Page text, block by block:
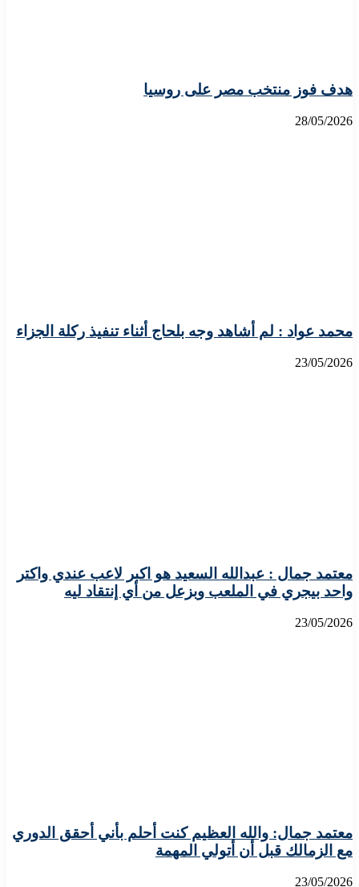
هدف فوز منتخب مصر على روسيا
28/05/2026
محمد عواد : لم أشاهد وجه بلحاج أثناء تنفيذ ركلة الجزاء
23/05/2026
معتمد جمال : عبدالله السعيد هو اكبر لاعب عندي واكتر
واحد بيجري في الملعب وبزعل من أي إنتقاد ليه
23/05/2026
معتمد جمال: والله العظيم كنت أحلم بأني أحقق الدوري
مع الزمالك قبل أن أتولي المهمة
23/05/2026